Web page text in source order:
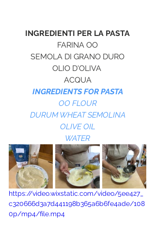
INGREDIENTI PER LA PASTA
FARINA OO
SEMOLA DI GRANO DURO
OLIO D'OLIVA
ACQUA
INGREDIENTS FOR PASTA
OO FLOUR
DURUM WHEAT SEMOLINA
OLIVE OIL
WATER
https://video.wixstatic.com/video/5ee427_
c320666d3a7d441198b365a6b6fe4ade/108
0p/mp4/file.mp4